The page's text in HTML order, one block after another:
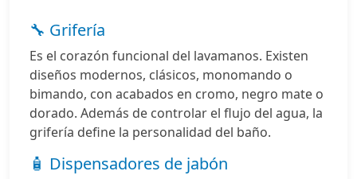
🔧 Grifería
Es el corazón funcional del lavamanos. Existen
diseños modernos, clásicos, monomando o
bimando, con acabados en cromo, negro mate o
dorado. Además de controlar el flujo del agua, la
grifería define la personalidad del baño.
🧴 Dispensadores de jabón